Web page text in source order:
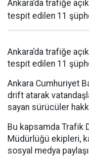
Ankara’da trafiğe
tespit edilen 11
Ankara’da trafiğe
tespit edilen 11
Ankara Cumhuriyet
drift atarak
sayan sürücüler
Bu kapsamda Trafik
Müdürlüğü ekipleri,
sosyal medya